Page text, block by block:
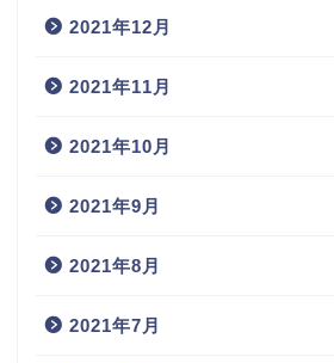
2021年12月
2021年11月
2021年10月
2021年9月
2021年8月
2021年7月